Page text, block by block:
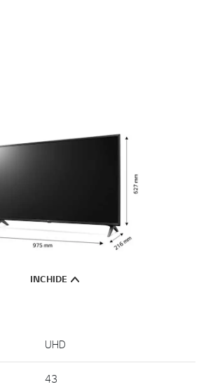
INCHIDE
UHD
43